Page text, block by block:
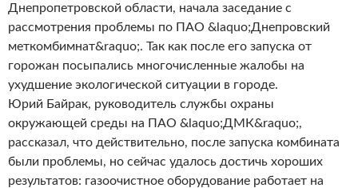
Днепропетровской области, начала заседание с
рассмотрения проблемы по ПАО &laquo;Днепровский
меткомбимнат&raquo;. Так как после его запуска от
горожан посыпались многочисленные жалобы на
ухудшение экологической ситуации в городе.
Юрий Байрак, руководитель службы охраны
окружающей среды на ПАО &laquo;ДМК&raquo;,
рассказал, что действительно, после запуска комбината
были проблемы, но сейчас удалось достичь хороших
результатов: газоочистное оборудование работает на